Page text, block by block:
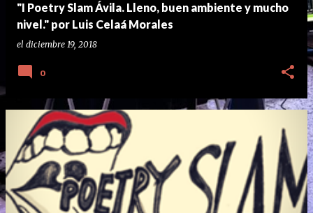
"I Poetry Slam Ávila. Lleno, buen ambiente y mucho
nivel." por Luis Celaá Morales
el diciembre 19, 2018
0